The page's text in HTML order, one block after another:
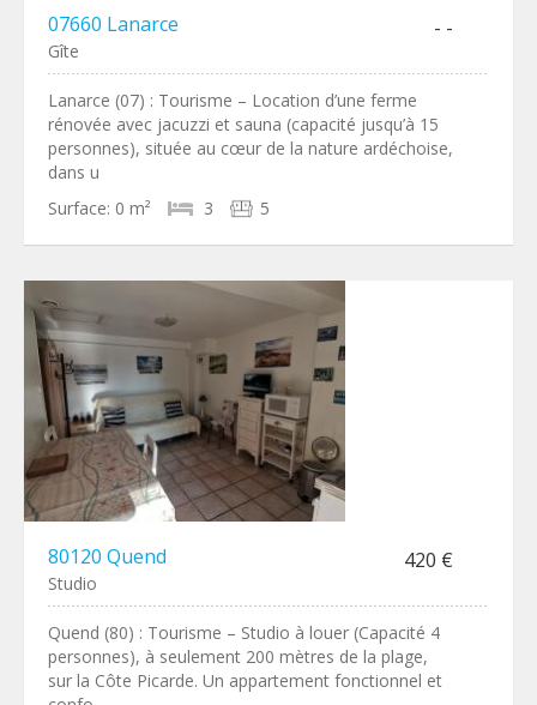
07660 Lanarce - -
Gîte
Lanarce (07) : Tourisme – Location d’une ferme
rénovée avec jacuzzi et sauna (capacité jusqu’à 15
personnes), située au cœur de la nature ardéchoise,
dans u
Surface: 0 m² 3 5
80120 Quend 420 €
Studio
Quend (80) : Tourisme – Studio à louer (Capacité 4
personnes), à seulement 200 mètres de la plage,
sur la Côte Picarde. Un appartement fonctionnel et